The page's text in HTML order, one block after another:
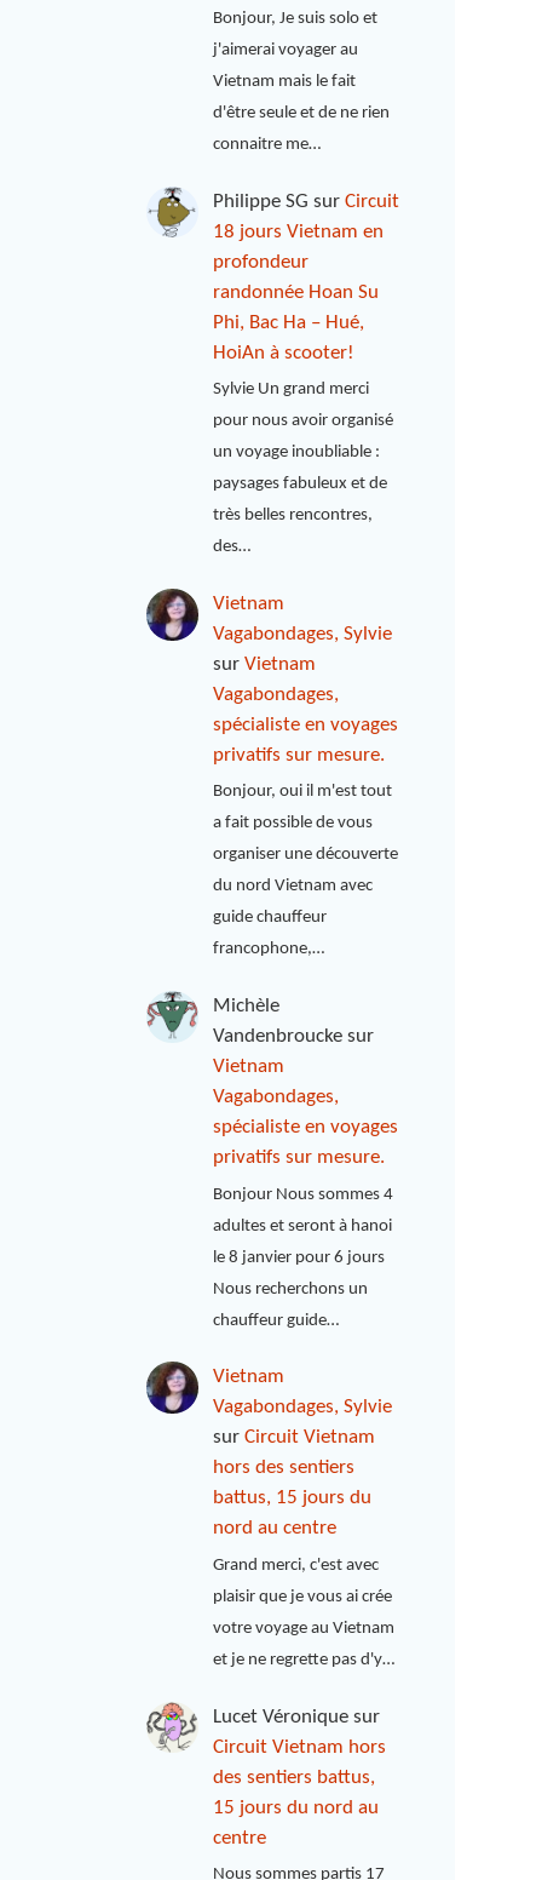
Bonjour, Je suis solo et
j'aimerai voyager au
Vietnam mais le fait
d'être seule et de ne rien
connaitre me…
Philippe SG surCircuit
18 jours Vietnam en
profondeur
randonnée Hoan Su
Phi, Bac Ha – Hué,
HoiAn à scooter!
Sylvie Un grand merci
pour nous avoir organisé
un voyage inoubliable :
paysages fabuleux et de
très belles rencontres,
des…
Vietnam
Vagabondages, Sylvie
surVietnam
Vagabondages,
spécialiste en voyages
privatifs sur mesure.
Bonjour, oui il m'est tout
a fait possible de vous
organiser une découverte
du nord Vietnam avec
guide chauffeur
francophone,…
Michèle
Vandenbroucke sur
Vietnam
Vagabondages,
spécialiste en voyages
privatifs sur mesure.
Bonjour Nous sommes 4
adultes et seront à hanoi
le 8 janvier pour 6 jours
Nous recherchons un
chauffeur guide…
Vietnam
Vagabondages, Sylvie
surCircuit Vietnam
hors des sentiers
battus, 15 jours du
nord au centre
Grand merci, c'est avec
plaisir que je vous ai crée
votre voyage au Vietnam
et je ne regrette pas d'y…
Lucet Véronique sur
Circuit Vietnam hors
des sentiers battus,
15 jours du nord au
centre
Nous sommes partis 17